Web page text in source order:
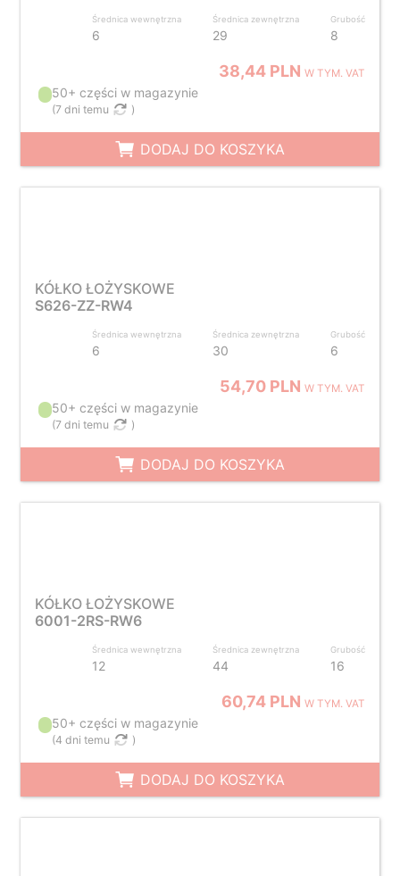
Średnica wewnętrzna
6
Średnica zewnętrzna
29
Grubość
8
38,44 PLNW TYM. VAT
50+ części w magazynie
(7 dni temu )
DODAJ DO KOSZYKA
KÓŁKO ŁOŻYSKOWE
S626-ZZ-RW4
Średnica wewnętrzna
6
Średnica zewnętrzna
30
Grubość
6
54,70 PLNW TYM. VAT
50+ części w magazynie
(7 dni temu )
DODAJ DO KOSZYKA
KÓŁKO ŁOŻYSKOWE
6001-2RS-RW6
Średnica wewnętrzna
12
Średnica zewnętrzna
44
Grubość
16
60,74 PLNW TYM. VAT
50+ części w magazynie
(4 dni temu )
DODAJ DO KOSZYKA